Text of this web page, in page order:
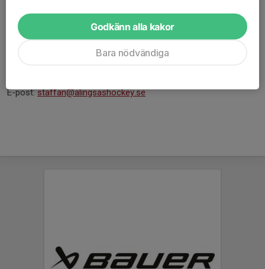
Kontakta Klubbchef Staffan Wåhleman som är sammankallande
i Marknadsgruppen så bokar han gärna in en lunch eller annat
möte och berättar mer.
E-post:staffan@alingsashockey.se
Godkänn alla kakor
Bara nödvändiga